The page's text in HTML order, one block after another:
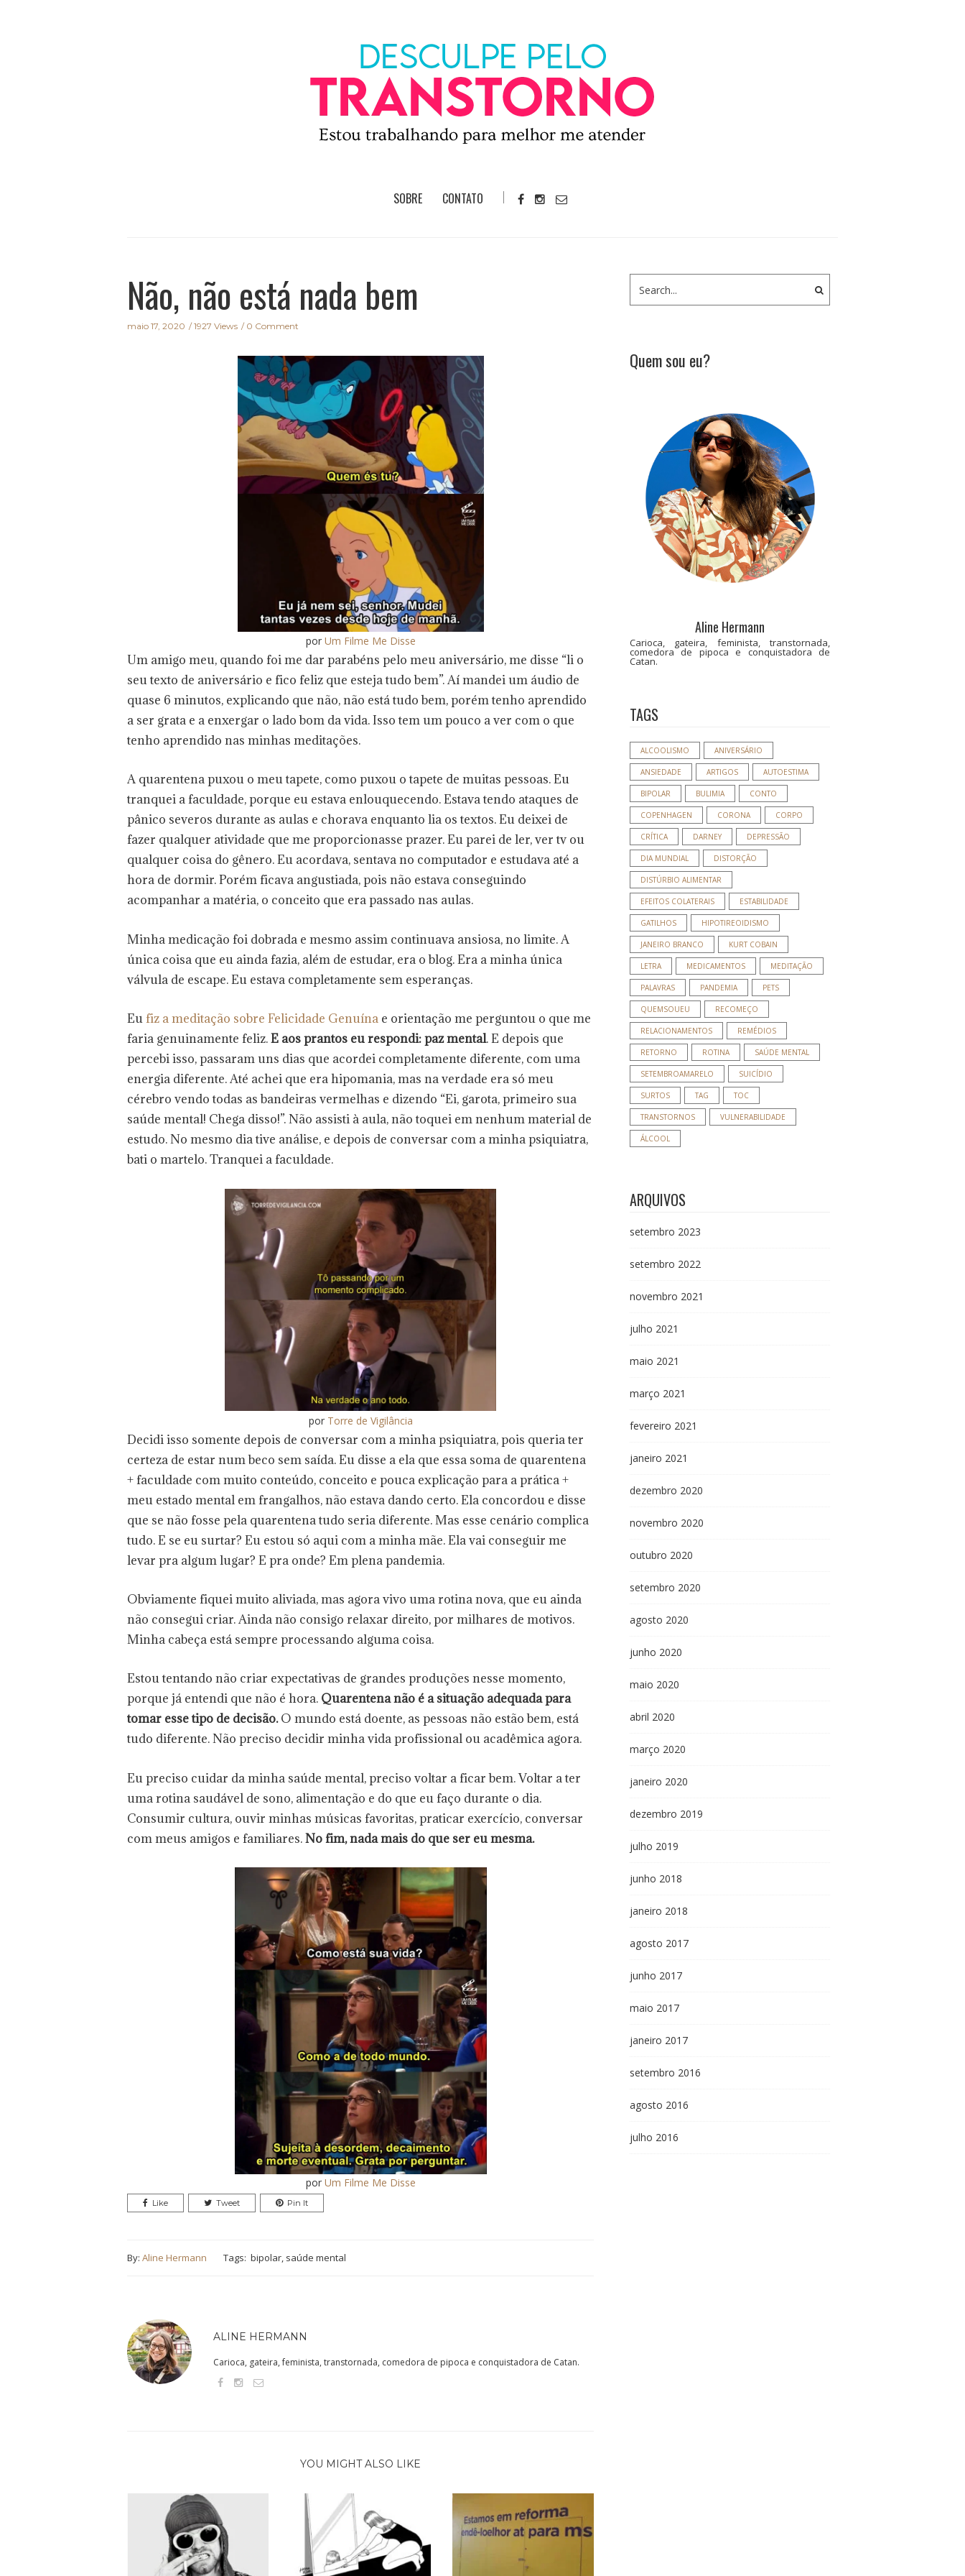
SOBRE CONTATO
Não, não está nada bem
maio 17, 2020 1927 Views 0 Comment
por Um Filme Me Disse
Um amigo meu, quando foi me dar parabéns pelo meu aniversário, me disse “li o
seu texto de aniversário e fico feliz que esteja tudo bem”. Aí mandei um áudio de
quase 6 minutos, explicando que não, não está tudo bem, porém tenho aprendido
a ser grata e a enxergar o lado bom da vida. Isso tem um pouco a ver com o que
tenho aprendido nas minhas meditações.
A quarentena puxou o meu tapete, como puxou o tapete de muitas pessoas. Eu
tranquei a faculdade, porque eu estava enlouquecendo. Estava tendo ataques de
pânico severos durante as aulas e chorava enquanto lia os textos. Eu deixei de
fazer qualquer atividade que me proporcionasse prazer. Eu parei de ler, ver tv ou
qualquer coisa do gênero. Eu acordava, sentava no computador e estudava até a
hora de dormir. Porém ficava angustiada, pois não estava conseguindo
acompanhar a matéria, o conceito que era passado nas aulas.
Minha medicação foi dobrada e mesmo assim continuava ansiosa, no limite. A
única coisa que eu ainda fazia, além de estudar, era o blog. Era a minha única
válvula de escape. Eu estava completamente sem esperanças.
Eufiz a meditação sobre Felicidade Genuína e orientação me perguntou o que me
faria genuinamente feliz.E aos prantos eu respondi: paz mental. E depois que
percebi isso, passaram uns dias que acordei completamente diferente, com uma
energia diferente. Até achei que era hipomania, mas na verdade era só meu
cérebro vendo todas as bandeiras vermelhas e dizendo “Ei, garota, primeiro sua
saúde mental! Chega disso!”. Não assisti à aula, não toquei em nenhum material de
estudo. No mesmo dia tive análise, e depois de conversar com a minha psiquiatra,
bati o martelo. Tranquei a faculdade.
por Torre de Vigilância
Decidi isso somente depois de conversar com a minha psiquiatra, pois queria ter
certeza de estar num beco sem saída. Eu disse a ela que essa soma de quarentena
+ faculdade com muito conteúdo, conceito e pouca explicação para a prática +
meu estado mental em frangalhos, não estava dando certo. Ela concordou e disse
que se não fosse pela quarentena tudo seria diferente. Mas esse cenário complica
tudo. E se eu surtar? Eu estou só aqui com a minha mãe. Ela vai conseguir me
levar pra algum lugar? E pra onde? Em plena pandemia.
Obviamente fiquei muito aliviada, mas agora vivo uma rotina nova, que eu ainda
não consegui criar. Ainda não consigo relaxar direito, por milhares de motivos.
Minha cabeça está sempre processando alguma coisa.
Estou tentando não criar expectativas de grandes produções nesse momento,
porque já entendi que não é hora. Quarentena não é a situação adequada para
tomar esse tipo de decisão.O mundo está doente, as pessoas não estão bem, está
tudo diferente. Não preciso decidir minha vida profissional ou acadêmica agora.
Eu preciso cuidar da minha saúde mental, preciso voltar a ficar bem. Voltar a ter
uma rotina saudável de sono, alimentação e do que eu faço durante o dia.
Consumir cultura, ouvir minhas músicas favoritas, praticar exercício, conversar
com meus amigos e familiares.No fim, nada mais do que ser eu mesma.
por Um Filme Me Disse
Like Tweet Pin It
By: Aline Hermann Tags: bipolar, saúde mental
ALINE HERMANN
Carioca, gateira, feminista, transtornada, comedora de pipoca e conquistadora de Catan.
YOU MIGHT ALSO LIKE
Quem sou eu?
Aline Hermann
Carioca, gateira, feminista, transtornada,
comedora de pipoca e conquistadora de
Catan.
TAGS
ALCOOLISMO ANIVERSÁRIO
ANSIEDADE ARTIGOS AUTOESTIMA
BIPOLAR BULIMIA CONTO
COPENHAGEN CORONA CORPO
CRÍTICA DARNEY DEPRESSÃO
DIA MUNDIAL DISTORÇÃO
DISTÚRBIO ALIMENTAR
EFEITOS COLATERAIS ESTABILIDADE
GATILHOS HIPOTIREOIDISMO
JANEIRO BRANCO KURT COBAIN
LETRA MEDICAMENTOS MEDITAÇÃO
PALAVRAS PANDEMIA PETS
QUEMSOUEU RECOMEÇO
RELACIONAMENTOS REMÉDIOS
RETORNO ROTINA SAÚDE MENTAL
SETEMBROAMARELO SUICÍDIO
SURTOS TAG TOC
TRANSTORNOS VULNERABILIDADE
ÁLCOOL
ARQUIVOS
setembro 2023
setembro 2022
novembro 2021
julho 2021
maio 2021
março 2021
fevereiro 2021
janeiro 2021
dezembro 2020
novembro 2020
outubro 2020
setembro 2020
agosto 2020
junho 2020
maio 2020
abril 2020
março 2020
janeiro 2020
dezembro 2019
julho 2019
junho 2018
janeiro 2018
agosto 2017
junho 2017
maio 2017
janeiro 2017
setembro 2016
agosto 2016
julho 2016